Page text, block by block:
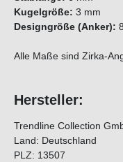
Kugelgröße: 3 mm
Designgröße (Anker):
Alle Maße sind Zirka-
Hersteller:
Trendline Collection
Land: Deutschland
PLZ: 13507